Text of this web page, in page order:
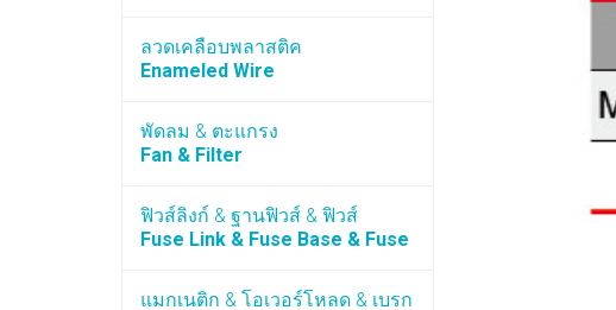
ลวดเคลือบพลาสติค
Enameled Wire
พัดลม & ตะแกรง
Fan & Filter
ฟิวส์ลิงก์ & ฐานฟิวส์ & ฟิวส์
Fuse Link & Fuse Base & Fuse
แมกเนติก & โอเวอร์โหลด & เบรก